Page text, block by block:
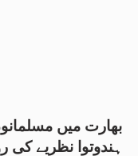
بھارت میں
ہندوتوا نظریے